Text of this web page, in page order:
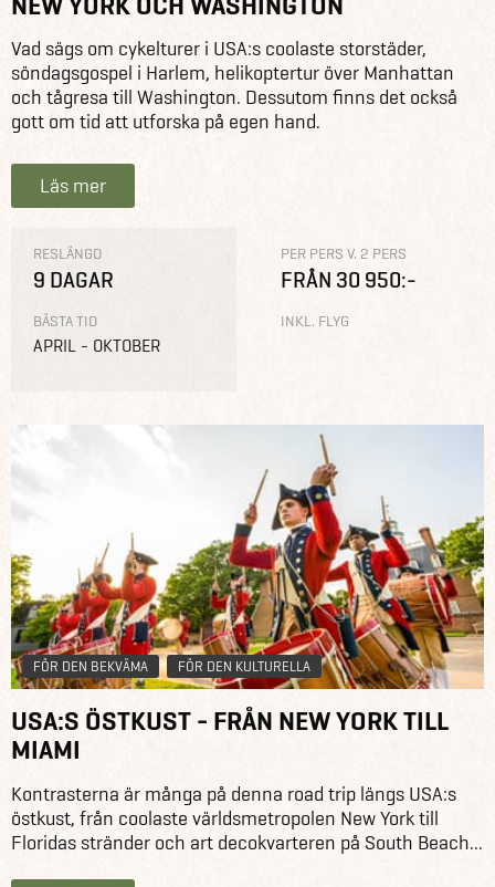
Vad sägs om cykelturer i USA:s coolaste storstäder,
söndagsgospel i Harlem, helikoptertur över Manhattan
och tågresa till Washington. Dessutom finns det också
gott om tid att utforska på egen hand.
Läs mer
RESLÄNGD
9 DAGAR
BÄSTA TID
APRIL - OKTOBER
PER PERS V. 2 PERS
FRÅN 30 950:-
INKL. FLYG
FÖR DEN BEKVÄMA FÖR DEN KULTURELLA
USA:S ÖSTKUST - FRÅN NEW YORK TILL
MIAMI
Kontrasterna är många på denna road trip längs USA:s
östkust, från coolaste världsmetropolen New York till
Floridas stränder och art decokvarteren på South Beach...